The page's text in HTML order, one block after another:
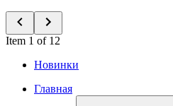
Item 1 of 12
Новинки
Главная